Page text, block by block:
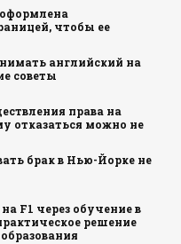
чтобы ее
английский на
советы
права на
отказаться можно не
брак в Нью-Йорке не
F1 через обучение в
решение